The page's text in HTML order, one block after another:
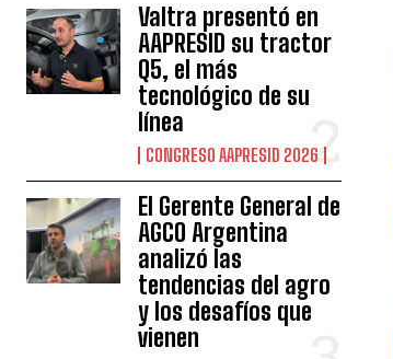
Valtra presentó en
AAPRESID su tractor
Q5, el más
tecnológico de su
línea
CONGRESO AAPRESID 2026
El Gerente General de
AGCO Argentina
analizó las
tendencias del agro
y los desafíos que
vienen